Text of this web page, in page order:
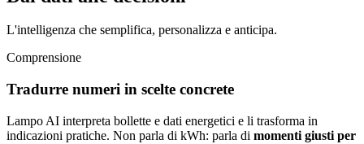
L'intelligenza che semplifica, personalizza e anticipa.
Comprensione
Tradurre numeri in scelte concrete
Lampo AI interpreta bollette e dati energetici e li trasforma in
indicazioni pratiche. Non parla di kWh: parla di momenti giusti per